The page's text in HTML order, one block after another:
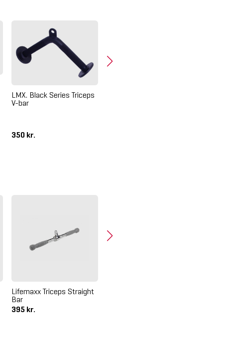
LMX. Black Series Triceps
V-bar
350 kr.
Lifemaxx Triceps Straight
Bar
395 kr.